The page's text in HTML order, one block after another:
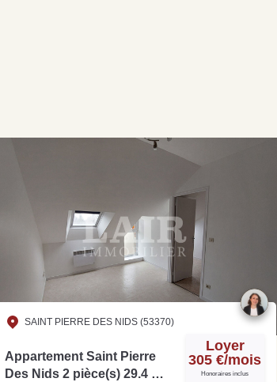
SAINT PIERRE DES NIDS (53370)
Appartement Saint Pierre
Des Nids 2 pièce(s) 29.4 m2
Loyer
305 €/mois
Honoraires inclus